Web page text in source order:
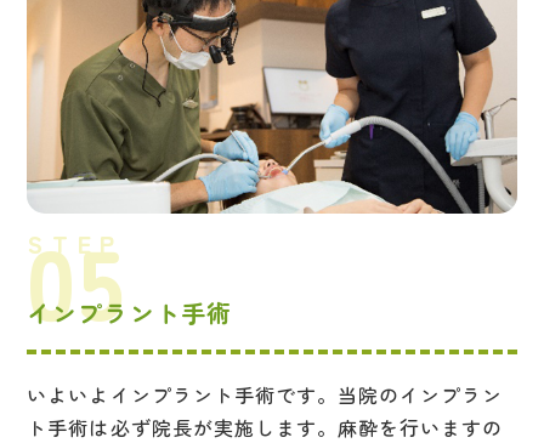
インプラント手術
いよいよインプラント手術です。当院のインプラン
ト手術は必ず院長が実施します。麻酔を行いますの